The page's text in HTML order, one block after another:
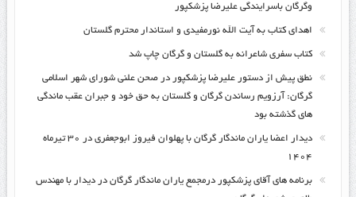
وگرگان باسرایندگی علیرضا پزشکپور
اهدای کتاب به آیت الله نورمفیدی و استاندار محترم گلستان
کتاب سفری شاعرانه به گلستان و گرگان چاپ شد
نطق پیش از دستور علیرضا پزشکپور در صحن علنی شورای شهر اسلامی
گرگان: آرزویم رساندن گرگان و گلستان به حق خود و جبران عقب ماندگی
های گذشته بود
دیدار اعضا یاران ماندگار گرگان با پهلوان فیروز ابوجعفری در ۳۰ تیرماه
۱۴۰۴
برنامه های آقای پزشکپور درمجمع یاران ماندگار گرگان در دیدار با مهندس